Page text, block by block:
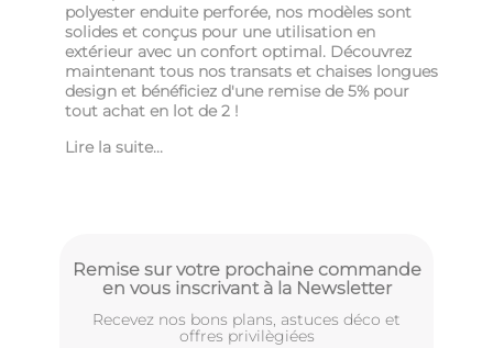
polyester enduite perforée, nos modèles sont
solides et conçus pour une utilisation en
extérieur avec un confort optimal. Découvrez
maintenant tous nos transats et chaises longues
design et bénéficiez d'une remise de 5% pour
tout achat en lot de 2 !
Lire la suite...
Remise sur votre prochaine commande
en vous inscrivant à la Newsletter
Recevez nos bons plans, astuces déco et
offres privilègiées